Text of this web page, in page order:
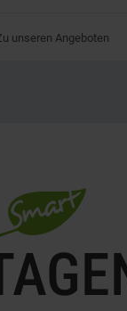
unseren Angeboten